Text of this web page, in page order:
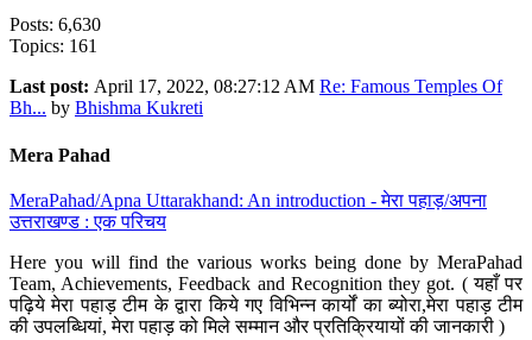
Posts: 6,630
Topics: 161
Last post: April 17, 2022, 08:27:12 AM Re: Famous Temples Of
Bh... by Bhishma Kukreti
Mera Pahad
MeraPahad/Apna Uttarakhand: An introduction - मेरा पहाड़/अपना
उत्तराखण्ड : एक परिचय
Here you will find the various works being done by MeraPahad
Team, Achievements, Feedback and Recognition they got. ( यहाँ पर
पढ़िये मेरा पहाड़ टीम के द्वारा किये गए विभिन्न कार्यों का ब्योरा,मेरा पहाड़ टीम
की उपलब्धियां, मेरा पहाड़ को मिले सम्मान और प्रतिक्रियायों की जानकारी )